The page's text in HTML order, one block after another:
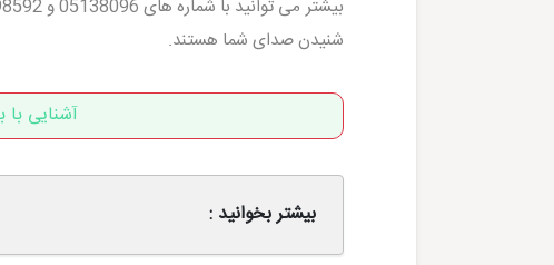
شنیدن صدای شما هستند.
آشنایی
بیشتر بخوانید :